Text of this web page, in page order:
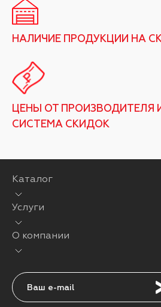
НАЛИЧИЕ ПРОДУКЦИИ НА
ЦЕНЫ ОТ ПРОИЗВОДИТЕЛЯ
СИСТЕМА СКИДОК
Каталог
Услуги
О компании